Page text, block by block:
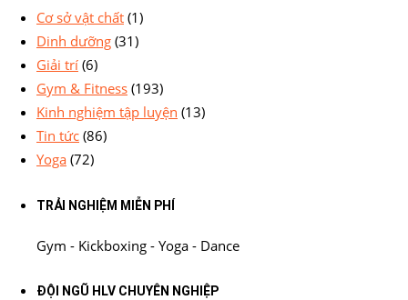
Cơ sở vật chất (1)
Dinh dưỡng (31)
Giải trí (6)
Gym & Fitness (193)
Kinh nghiệm tập luyện (13)
Tin tức (86)
Yoga (72)
TRẢI NGHIỆM MIỄN PHÍ
Gym - Kickboxing - Yoga - Dance
ĐỘI NGŨ HLV CHUYÊN NGHIỆP